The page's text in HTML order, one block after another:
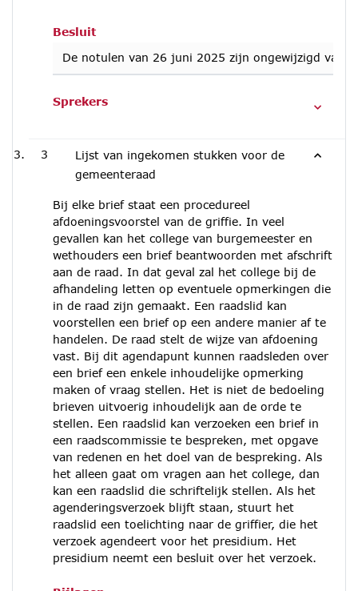
Besluit
De notulen van 26 juni 2025 zijn ongewijzigd
Sprekers
3
Lijst van ingekomen stukken voor de
gemeenteraad
Bij elke brief staat een procedureel
afdoeningsvoorstel van de griffie. In veel
gevallen kan het college van burgemeester en
wethouders een brief beantwoorden met afschrift
aan de raad. In dat geval zal het college bij de
afhandeling letten op eventuele opmerkingen die
in de raad zijn gemaakt. Een raadslid kan
voorstellen een brief op een andere manier af te
handelen. De raad stelt de wijze van afdoening
vast. Bij dit agendapunt kunnen raadsleden over
een brief een enkele inhoudelijke opmerking
maken of vraag stellen. Het is niet de bedoeling
brieven uitvoerig inhoudelijk aan de orde te
stellen. Een raadslid kan verzoeken een brief in
een raadscommissie te bespreken, met opgave
van redenen en het doel van de bespreking. Als
het alleen gaat om vragen aan het college, dan
kan een raadslid die schriftelijk stellen. Als het
agenderingsverzoek blijft staan, stuurt het
raadslid een toelichting naar de griffier, die het
verzoek agendeert voor het presidium. Het
presidium neemt een besluit over het verzoek.